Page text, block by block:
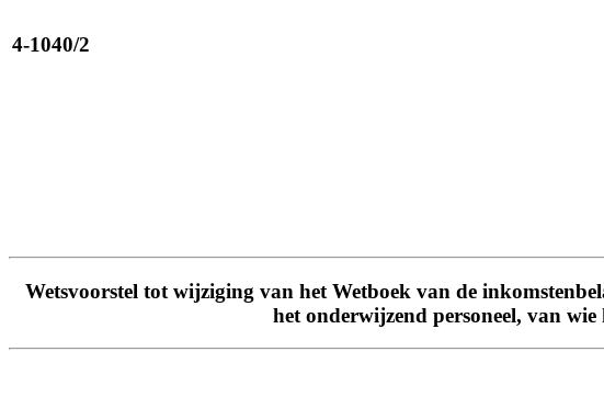
4-1040/2
Wetsvoorstel tot wijziging van het Wetboek van de
het onderwijzend personeel, van